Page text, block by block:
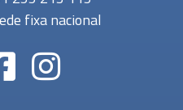
fixa nacional